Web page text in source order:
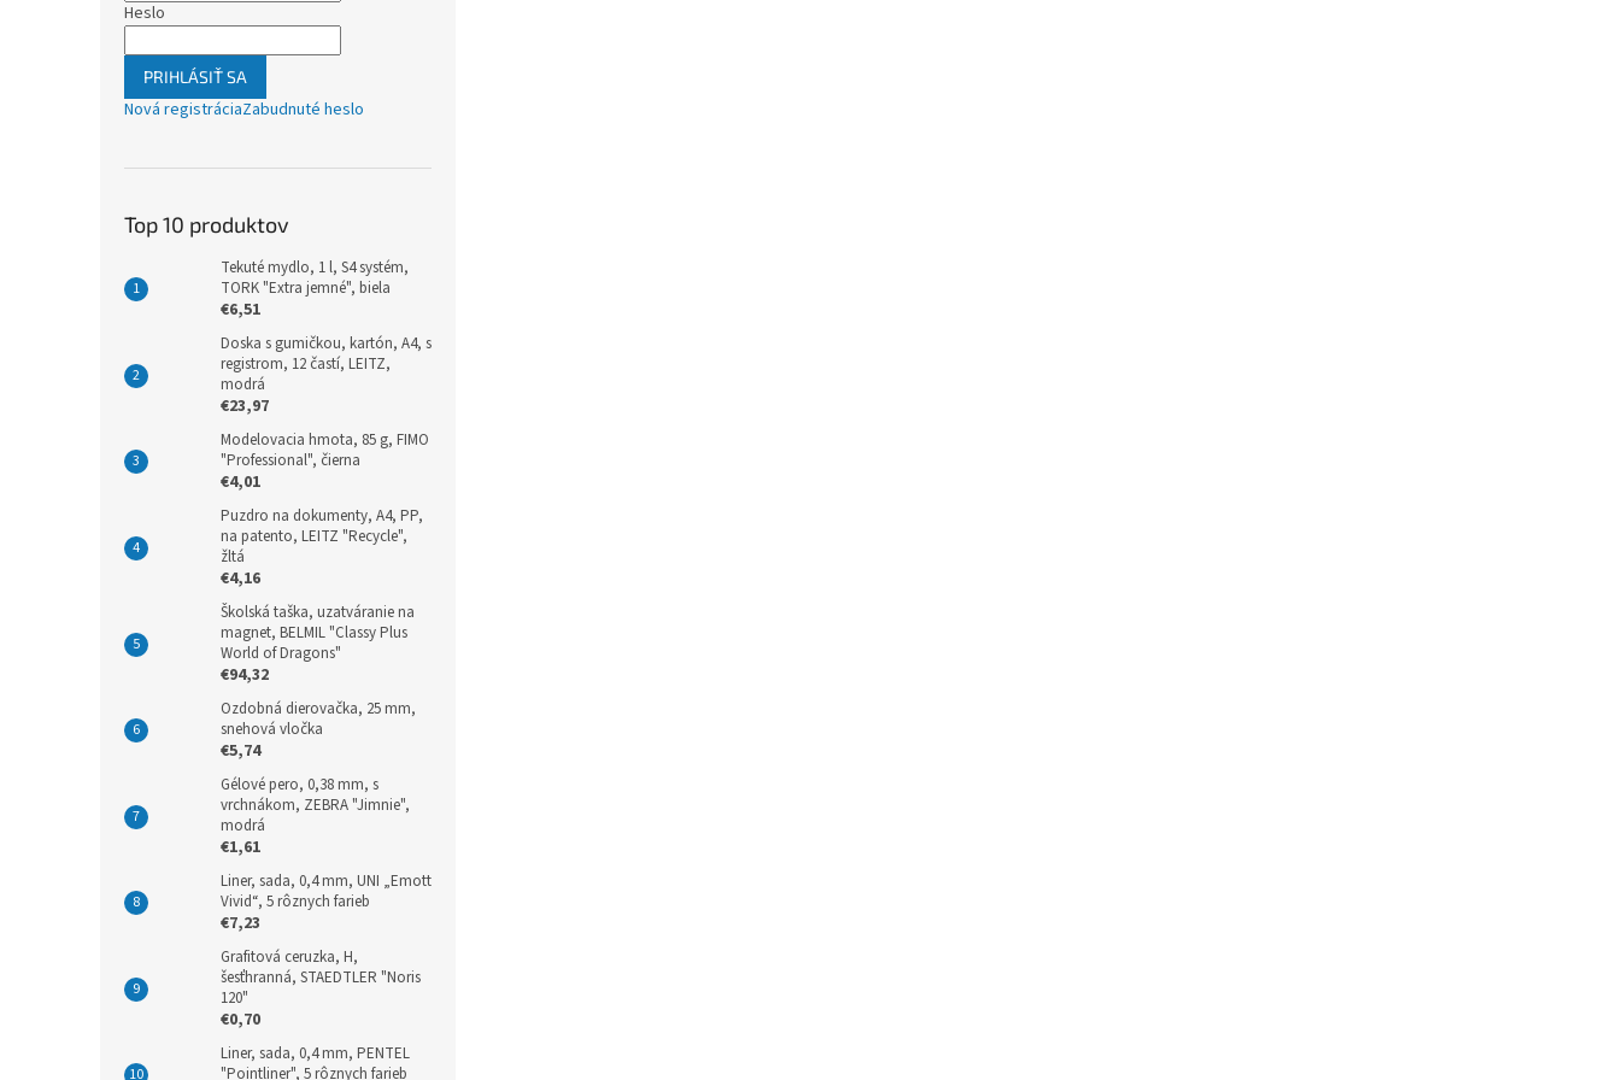
Heslo
PRIHLÁSIŤ SA
Nová registráciaZabudnuté heslo
Top 10 produktov
Tekuté mydlo, 1 l, S4 systém,
TORK "Extra jemné", biela
€6,51
Doska s gumičkou, kartón, A4, s
registrom, 12 častí, LEITZ,
modrá
€23,97
Modelovacia hmota, 85 g, FIMO
"Professional", čierna
€4,01
Puzdro na dokumenty, A4, PP,
na patento, LEITZ "Recycle",
žltá
€4,16
Školská taška, uzatváranie na
magnet, BELMIL "Classy Plus
World of Dragons"
€94,32
Ozdobná dierovačka, 25 mm,
snehová vločka
€5,74
Gélové pero, 0,38 mm, s
vrchnákom, ZEBRA "Jimnie",
modrá
€1,61
Liner, sada, 0,4 mm, UNI „Emott
Vivid“, 5 rôznych farieb
€7,23
Grafitová ceruzka, H,
šesťhranná, STAEDTLER "Noris
120"
€0,70
Liner, sada, 0,4 mm, PENTEL
"Pointliner", 5 rôznych farieb